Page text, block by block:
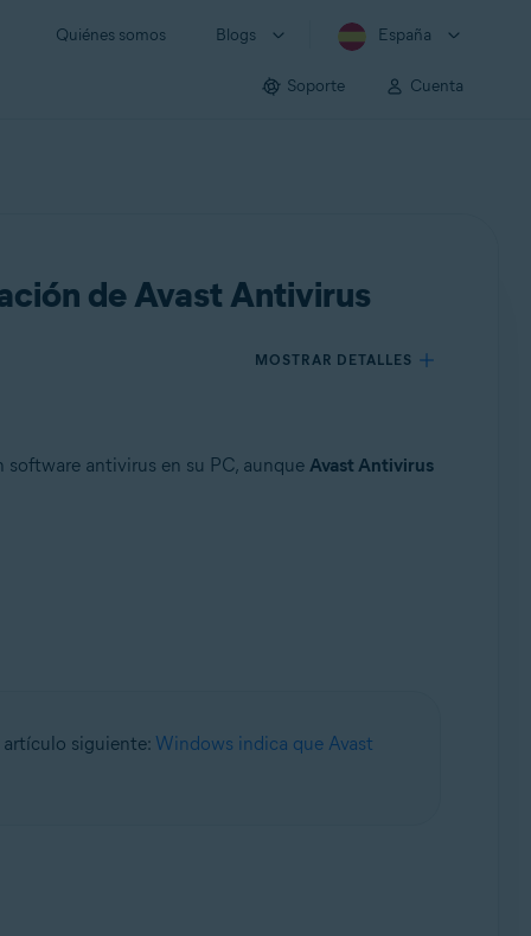
Quiénes somos Blogs España
Soporte Cuenta
de Avast Antivirus
MOSTRAR DETALLES
32 o 64 bits
antivirus en su PC, aunque Avast Antivirus
siguiente: Windows indica que Avast